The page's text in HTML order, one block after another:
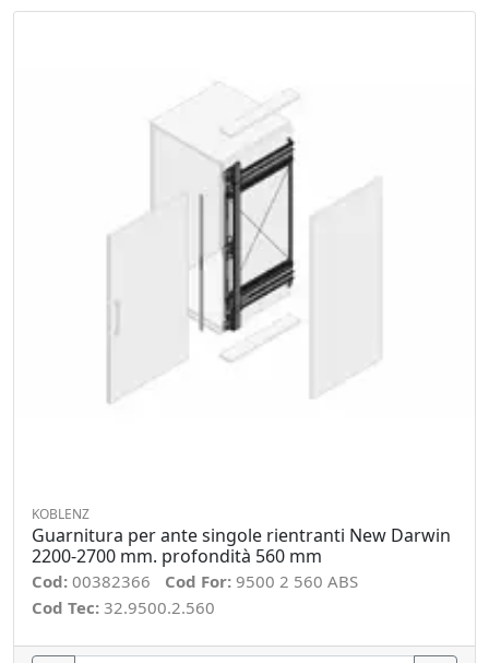
KOBLENZ
Guarnitura per ante singole rientranti New Darwin
2200-2700 mm. profondità 560 mm
Cod: 00382366 Cod For: 9500 2 560 ABS
Cod Tec: 32.9500.2.560